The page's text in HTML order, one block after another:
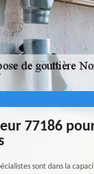
77186
sont dans la